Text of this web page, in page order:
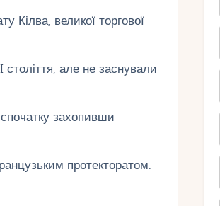
Кілва, великої торгової
але не заснували
спочатку захопивши
протекторатом.